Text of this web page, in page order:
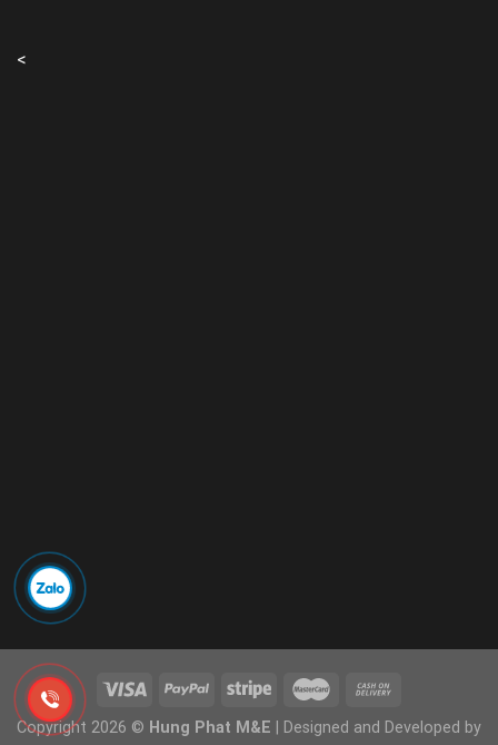
<
Copyright 2026 © Hung Phat M&E | Designed and Developed by